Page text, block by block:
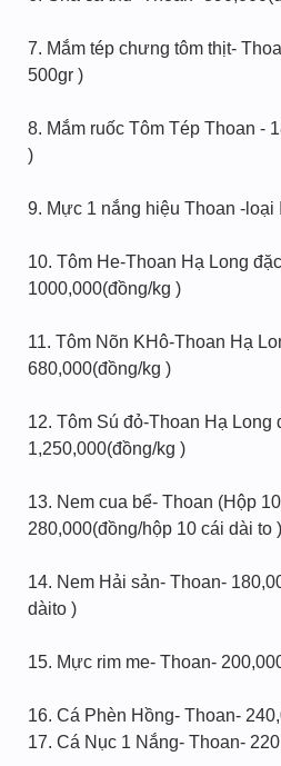
7. Mắm tép chưng tôm thịt-
500gr )
8. Mắm ruốc Tôm Tép Thoan -
)
9. Mực 1 nắng hiệu Thoan -loại
10. Tôm He-Thoan Hạ Long
1000,000(đồng/kg )
11. Tôm Nõn KHô-Thoan Hạ
680,000(đồng/kg )
12. Tôm Sú đỏ-Thoan Hạ Long
1,250,000(đồng/kg )
13. Nem cua bể- Thoan (Hộp
280,000(đồng/hộp 10 cái dài to )
14. Nem Hải sản- Thoan-
dàito )
15. Mực rim me- Thoan-
16. Cá Phèn Hồng- Thoan-
17. Cá Nục 1 Nắng- Thoan-